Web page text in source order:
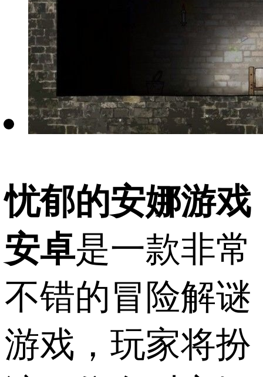
忧郁的安娜游戏
安卓是一款非常
不错的冒险解谜
游戏，玩家将扮